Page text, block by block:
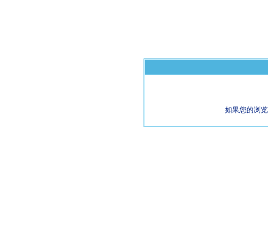
如果您的浏